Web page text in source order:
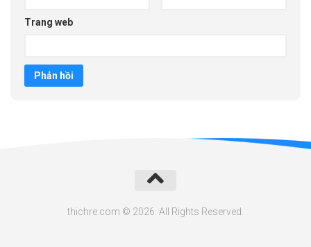
Trang web
thichre.com © 2026. All Rights Reserved.